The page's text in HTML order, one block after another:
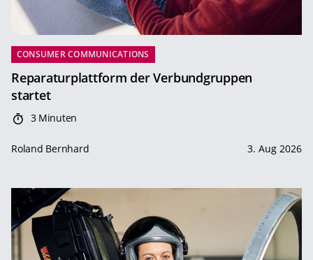
CONSUMER COMMUNICATIONS
Reparaturplattform der Verbundgruppen
startet
3 Minuten
Roland Bernhard 3. Aug 2026